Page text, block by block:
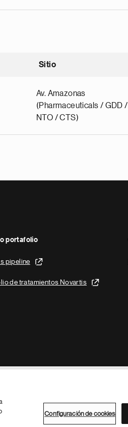
Sitio
Av. Amazonas
(Pharmaceuticals / GDD /
NTO / CTS)
portafolio
pipeline
de tratamientos Novartis
Search
Configuración de cookies